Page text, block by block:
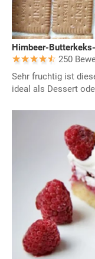
Himbeer-
250
Sehr fruchtig ist
ideal als Dessert